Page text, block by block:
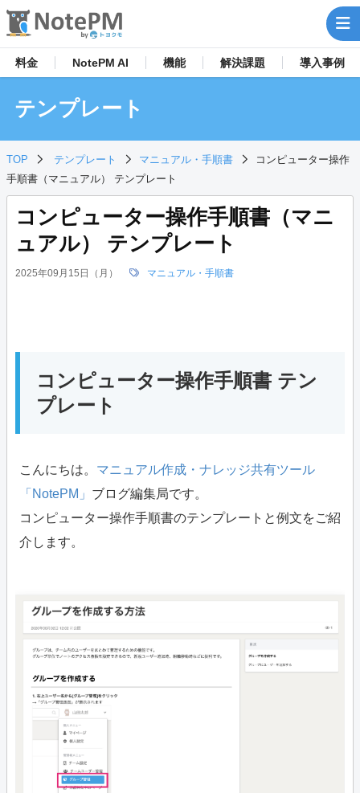
料金 NotePM AI 機能 解決課題 導入事例
テンプレート
TOP テンプレート マニュアル・手順書
コンピューター操作
手順書（マニュアル） テンプレート
コンピューター操作手順書（マニ
ュアル） テンプレート
2025年09月15日（月） マニュアル・手順書
コンピューター操作手順書 テン
プレート
こんにちは。 マニュアル作成・ナレッジ共有ツール
「NotePM」 ブログ編集局です。
コンピューター操作手順書のテンプレートと例文をご紹
介します。